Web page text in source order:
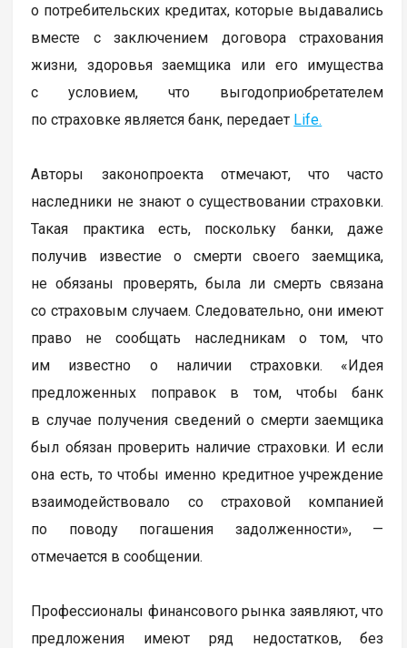
о потребительских кредитах, которые выдавались
вместе с заключением договора страхования
жизни, здоровья заемщика или его имущества
с условием, что выгодоприобретателем
по страховке является банк, передает Life.
Авторы законопроекта отмечают, что часто
наследники не знают о существовании страховки.
Такая практика есть, поскольку банки, даже
получив известие о смерти своего заемщика,
не обязаны проверять, была ли смерть связана
со страховым случаем. Следовательно, они имеют
право не сообщать наследникам о том, что
им известно о наличии страховки. «Идея
предложенных поправок в том, чтобы банк
в случае получения сведений о смерти заемщика
был обязан проверить наличие страховки. И если
она есть, то чтобы именно кредитное учреждение
взаимодействовало со страховой компанией
по поводу погашения задолженности», —
отмечается в сообщении.
Профессионалы финансового рынка заявляют, что
предложения имеют ряд недостатков, без